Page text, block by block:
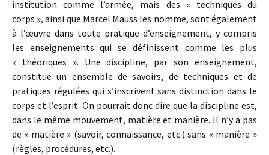
institution comme l’armée, mais des « techniques du
corps », ainsi que Marcel Mauss les nomme, sont également
à l’œuvre dans toute pratique d’enseignement, y compris
les enseignements qui se définissent comme les plus
« théoriques ». Une discipline, par son enseignement,
constitue un ensemble de savoirs, de techniques et de
pratiques régulées qui s’inscrivent sans distinction dans le
corps et l’esprit. On pourrait donc dire que la discipline est,
dans le même mouvement, matière et manière. Il n’y a pas
de « matière » (savoir, connaissance, etc.) sans « manière »
(règles, procédures, etc.).